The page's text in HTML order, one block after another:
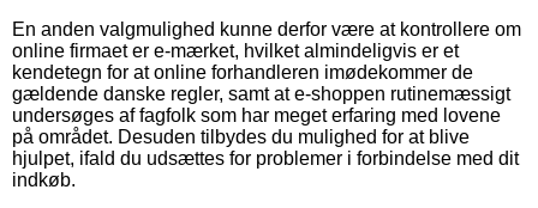
En anden valgmulighed kunne derfor være at kontrollere om
online firmaet er e-mærket, hvilket almindeligvis er et
kendetegn for at online forhandleren imødekommer de
gældende danske regler, samt at e-shoppen rutinemæssigt
undersøges af fagfolk som har meget erfaring med lovene
på området. Desuden tilbydes du mulighed for at blive
hjulpet, ifald du udsættes for problemer i forbindelse med dit
indkøb.